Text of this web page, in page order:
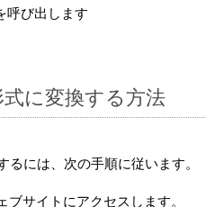
呼び出します
に変換する方法
るには、次の手順に従います。
ブサイトにアクセスします。